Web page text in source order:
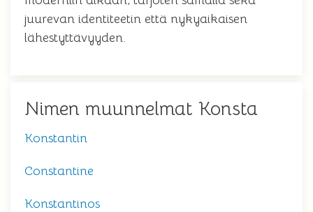
juurevan identiteetin että nykyaikaisen
lähestyttävyyden.
Nimen muunnelmat Konsta
Konstantin
Constantine
Konstantinos